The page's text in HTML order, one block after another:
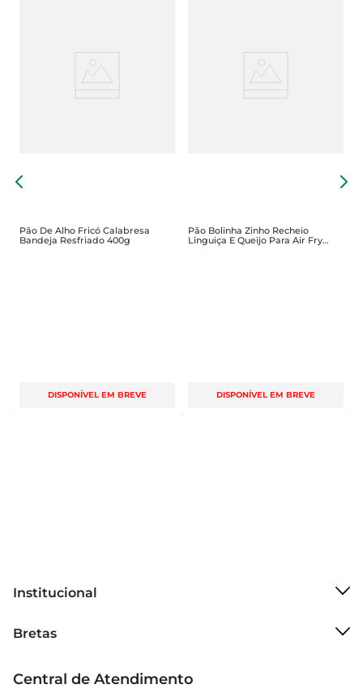
Pão De Alho Fricó Calabresa
Bandeja Resfriado 400g
DISPONÍVEL EM BREVE
Pão Bolinha Zinho Recheio
Linguiça E Queijo Para Air Fry
300g
DISPONÍVEL EM BREVE
Institucional
Grupo Cencosud
Sobre privacidade
Bretas
Produtos Bretas
Central de Atendimento